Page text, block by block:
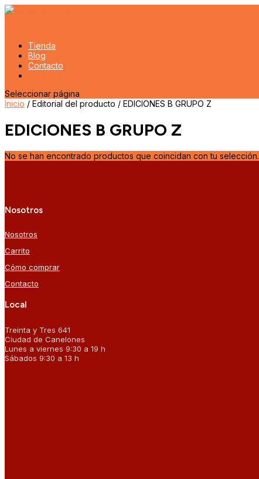
Tienda
Blog
Contacto
Seleccionar página
Inicio / Editorial del producto / EDICIONES B GRUPO Z
EDICIONES B GRUPO Z
No se han encontrado productos que coincidan con tu selección.
Nosotros
Nosotros
Carrito
Cómo comprar
Contacto
Local
Treinta y Tres 641
Ciudad de Canelones
Lunes a viernes 9:30 a 19 h
Sábados 9:30 a 13 h